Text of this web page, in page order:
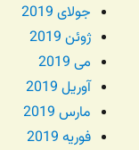
جولای 2019
ژوئن 2019
می 2019
آوریل 2019
مارس 2019
فوریه 2019